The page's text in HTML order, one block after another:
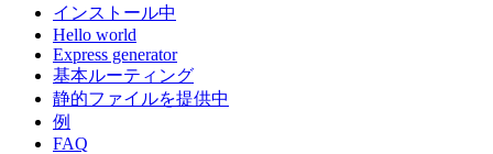
インストール中
Hello world
Express generator
基本ルーティング
静的ファイルを提供中
例
FAQ